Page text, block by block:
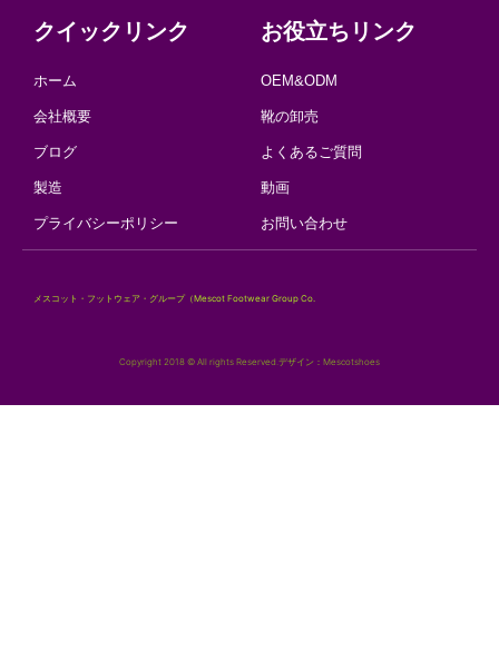
クイックリンク
ホーム
会社概要
ブログ
製造
プライバシーポリシー
お役立ちリンク
OEM&ODM
靴の卸売
よくあるご質問
動画
お問い合わせ
メスコット・フットウェア・グループ（Mescot Footwear Group Co.
Copyright 2018 © All rights Reserved.デザイン：Mescotshoes